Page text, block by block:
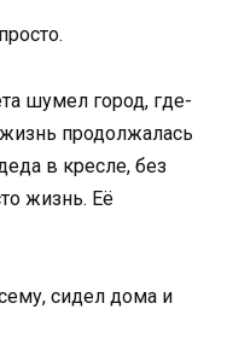
шумел город, где-
продолжалась
в кресле, без
жизнь. Её
сидел дома и